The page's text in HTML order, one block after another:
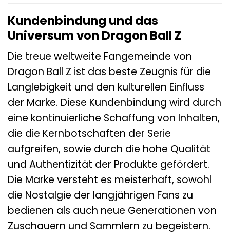
Kundenbindung und das
Universum von Dragon Ball Z
Die treue weltweite Fangemeinde von
Dragon Ball Z ist das beste Zeugnis für die
Langlebigkeit und den kulturellen Einfluss
der Marke. Diese Kundenbindung wird durch
eine kontinuierliche Schaffung von Inhalten,
die die Kernbotschaften der Serie
aufgreifen, sowie durch die hohe Qualität
und Authentizität der Produkte gefördert.
Die Marke versteht es meisterhaft, sowohl
die Nostalgie der langjährigen Fans zu
bedienen als auch neue Generationen von
Zuschauern und Sammlern zu begeistern.